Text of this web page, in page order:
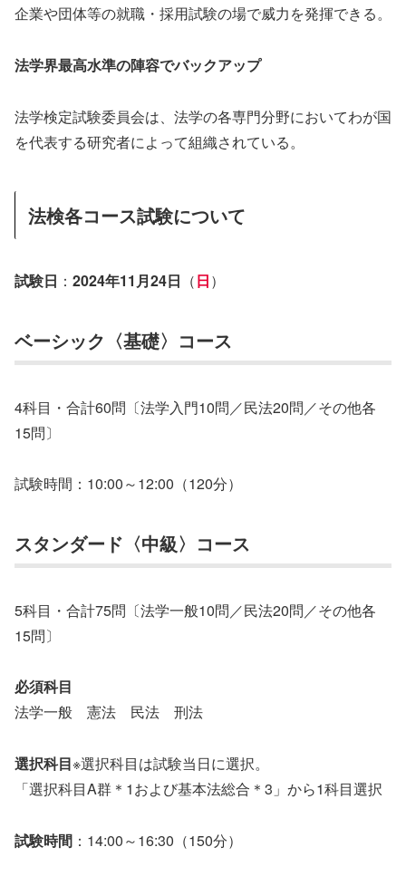
企業や団体等の就職・採用試験の場で威力を発揮できる。
法学界最高水準の陣容でバックアップ
法学検定試験委員会は、法学の各専門分野においてわが国
を代表する研究者によって組織されている。
法検各コース試験について
試験日 ： 2024年11月24日 （日）
ベーシック〈基礎〉コース
4科目・合計60問〔法学入門10問／民法20問／その他各
15問〕
試験時間：10:00～12:00（120分）
スタンダード〈中級〉コース
5科目・合計75問〔法学一般10問／民法20問／その他各
15問〕
必須科目
法学一般 憲法 民法 刑法
選択科目※選択科目は試験当日に選択。
「選択科目A群＊1および基本法総合＊3」から1科目選択
試験時間 ：14:00～16:30（150分）